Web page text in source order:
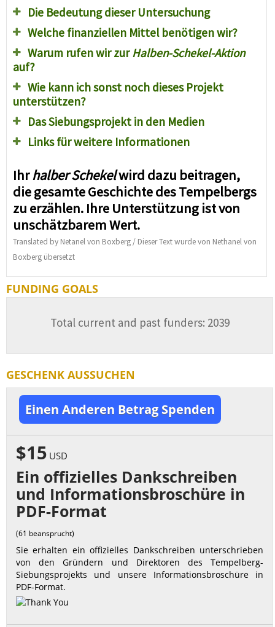
Die Bedeutung dieser Untersuchung
Welche finanziellen Mittel benötigen wir?
Warum rufen wir zur Halben-Schekel-Aktion
auf?
Wie kann ich sonst noch dieses Projekt
unterstützen?
Das Siebungsprojekt in den Medien
Links für weitere Informationen
Ihrhalber Schekelwird dazu beitragen,
die gesamte Geschichte des Tempelbergs
zu erzählen. Ihre Unterstützung ist von
unschätzbarem Wert.
Translated by Netanel von Boxberg / Dieser Text wurde von Nethanel von
Boxberg übersetzt
FUNDING GOALS
Total current and past funders: 2039
GESCHENK AUSSUCHEN
Einen Anderen Betrag Spenden
$15 USD
Ein offizielles Dankschreiben
und Informationsbroschüre in
PDF-Format
(61 beansprucht)
Sie erhalten ein offizielles Dankschreiben unterschrieben
von den Gründern und Direktoren des Tempelberg-
Siebungsprojekts und unsere Informationsbroschüre in
PDF-Format.